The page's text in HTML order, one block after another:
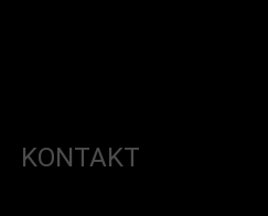
KONTAKT